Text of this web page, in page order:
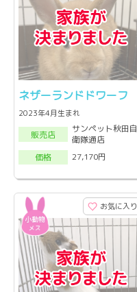
ネザーランドドワーフ
2023年4月生まれ
販売店
サンペット秋田自
衛隊通店
価格
27,170円
お気に入り